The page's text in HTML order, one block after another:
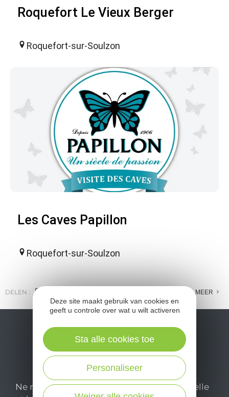
Roquefort Le Vieux Berger
Roquefort-sur-Soulzon
Les Caves Papillon
Roquefort-sur-Soulzon
DELEN : MEER
Ne manquez pas notre newsletter mensuelle
Deze site maakt gebruik van cookies en
geeft u controle over wat u wilt activeren
Personaliseer
Sta alle cookies toe